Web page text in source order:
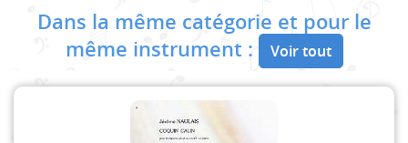
Dans la même catégorie et pour le
même instrument :
Voir tout